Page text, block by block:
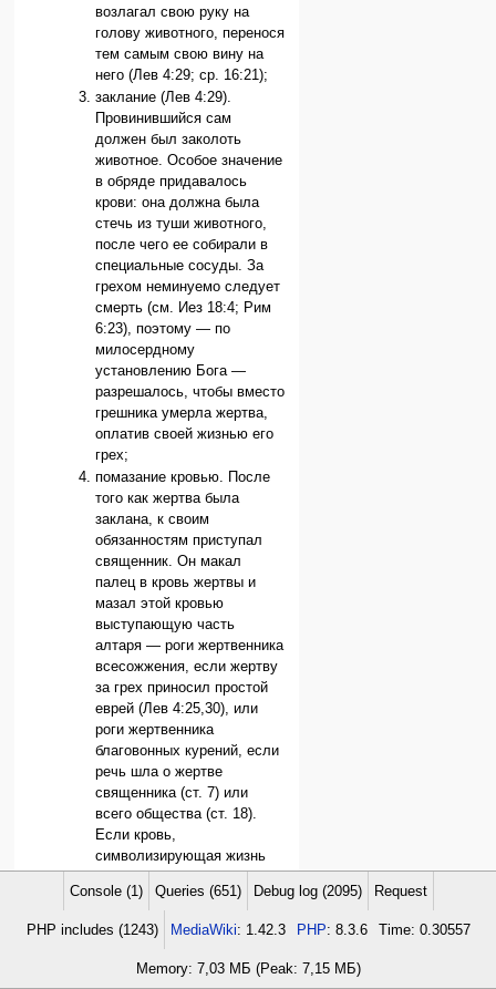
возлагал свою руку на
голову животного, перенося
тем самым свою вину на
него (Лев 4:29; ср. 16:21);
заклание (Лев 4:29).
Провинившийся сам
должен был заколоть
животное. Особое значение
в обряде придавалось
крови: она должна была
стечь из туши животного,
после чего ее собирали в
специальные сосуды. За
грехом неминуемо следует
смерть (см. Иез 18:4; Рим
6:23), поэтому — по
милосердному
установлению Бога —
разрешалось, чтобы вместо
грешника умерла жертва,
оплатив своей жизнью его
грех;
помазание кровью. После
того как жертва была
заклана, к своим
обязанностям приступал
священник. Он макал
палец в кровь жертвы и
мазал этой кровью
выступающую часть
алтаря — роги жертвенника
всесожжения, если жертву
за грех приносил простой
еврей (Лев 4:25,30), или
роги жертвенника
благовонных курений, если
речь шла о жертве
священника (ст. 7) или
всего общества (ст. 18).
Если кровь,
символизирующая жизнь
роги жертвенника, это
того, что жизнь принесена в
жертву и, следовательно,
Console (1) Queries (651) Debug log (2095) Request
PHP includes (1243) MediaWiki: 1.42.3 PHP: 8.3.6 Time: 0.30557
Memory: 7,03 МБ (Peak: 7,15 МБ)